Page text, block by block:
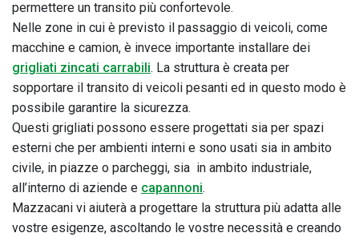
permettere un transito più confortevole.
Nelle zone in cui è previsto il passaggio di veicoli, come
macchine e camion, è invece importante installare dei
grigliati zincati carrabili. La struttura è creata per
sopportare il transito di veicoli pesanti ed in questo modo è
possibile garantire la sicurezza.
Questi grigliati possono essere progettati sia per spazi
esterni che per ambienti interni e sono usati sia in ambito
civile, in piazze o parcheggi, sia in ambito industriale,
all’interno di aziende e capannoni.
Mazzacani vi aiuterà a progettare la struttura più adatta alle
vostre esigenze, ascoltando le vostre necessità e creando